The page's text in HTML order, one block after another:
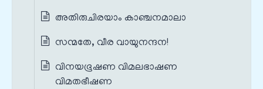
അതിരുചിരയാം കാഞ്ചനമാലാ
സന്മതേ, വീര വായുനന്ദന!
വിനയഭൂഷണ വിമലഭാഷണ
വിമതഭീഷണ